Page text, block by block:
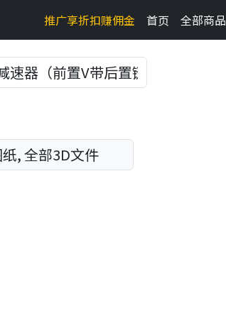
推广享折扣赚佣金 首页 全部商品
, 全部3D文件